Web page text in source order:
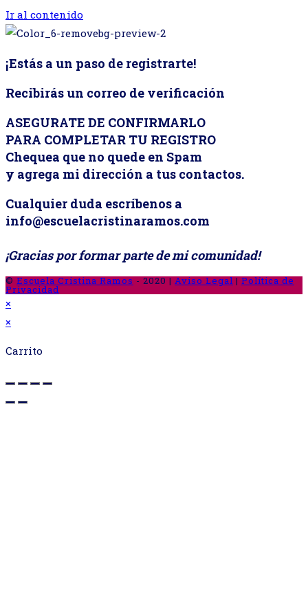
Ir al contenido
¡Estás a un paso de registrarte!
Recibirás un correo de verificación
ASEGURATE DE CONFIRMARLO
PARA COMPLETAR TU REGISTRO
Chequea que no quede en Spam
y agrega mi dirección a tus contactos.
Cualquier duda escríbenos a
info@escuelacristinaramos.com
¡Gracias por formar parte de mi comunidad!
©Escuela Cristina Ramos- 2020 |Aviso Legal|Política de
Privacidad
×
×
Carrito